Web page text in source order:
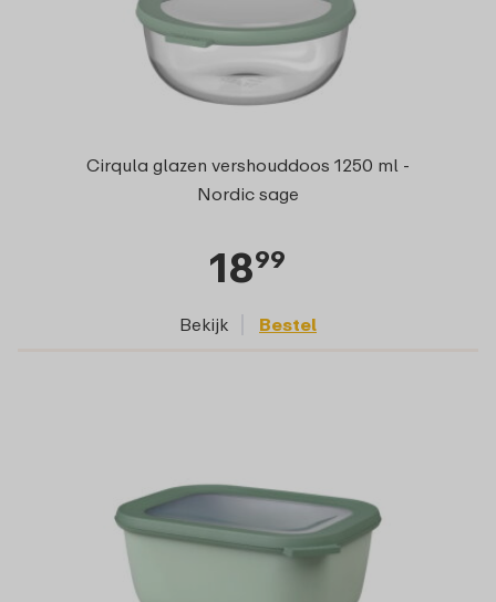
Cirqula glazen vershouddoos 1250 ml -
Nordic sage
1899
Bekijk Bestel